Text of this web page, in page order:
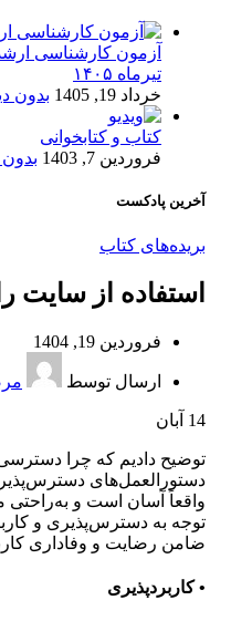
بریده‌های کتاب
استفاده از سایت
فروردین 19, 1404
ارسال توسط
14 آبان
دستورالعمل‌های
واقعاً آسان است و به‌راحتی
توجه به دسترس‌پذیری و
ضامن رضایت و وفاداری
• کاربردپذیری
تیرماه ۱۴۰۵
خرداد 19, 1405
بدون
کتاب و کتابخوانی
فروردین 7, 1403
بدون
آخرین پادکست